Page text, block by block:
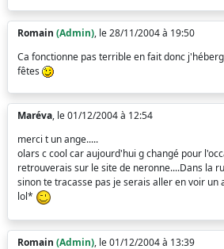
Romain (Admin), le 28/11/2004 à 19:50
Ca fonctionne pas terrible en fait donc
fêtes
Maréva, le 01/12/2004 à 12:54
merci t un ange.....
olars c cool car aujourd'hui g changé pour
retrouverais sur le site de neronne....Dans la
sinon te tracasse pas je serais aller en voir un
lol*
Romain (Admin), le 01/12/2004 à 13:39